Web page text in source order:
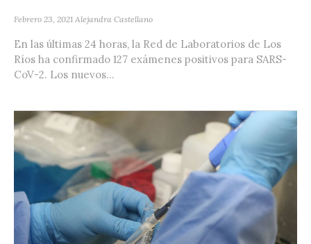
Febrero 23, 2021 Alejandra Castellano
En las últimas 24 horas, la Red de Laboratorios de Los
Ríos ha confirmado 127 exámenes positivos para SARS-
CoV-2. Los nuevos...